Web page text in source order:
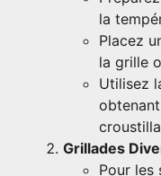
la
Placez
la grille
Utilisez
Grillades
Pour les